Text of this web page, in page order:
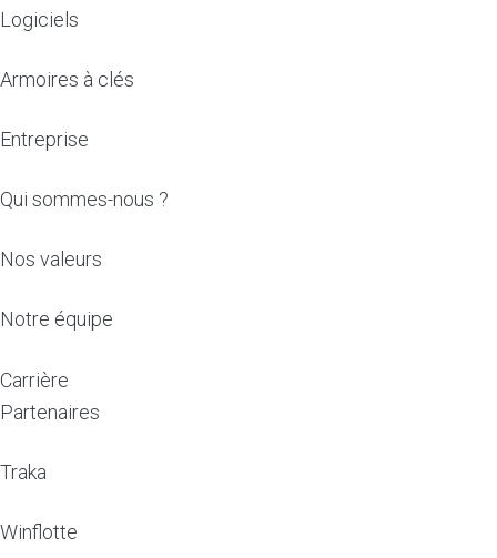
Logiciels
Armoires à clés
Entreprise
Qui sommes-nous ?
Nos valeurs
Notre équipe
Carrière
Partenaires
Traka
Winflotte